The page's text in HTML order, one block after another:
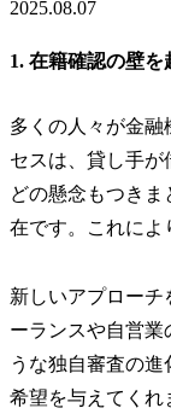
2025.08.07
1. 在籍確認の壁を
多くの人々が金融
セスは、貸し手
どの懸念もつき
在です。これによ
新しいアプローチ
ーランスや自営業
うな独自審査の
希望を与えてくれ